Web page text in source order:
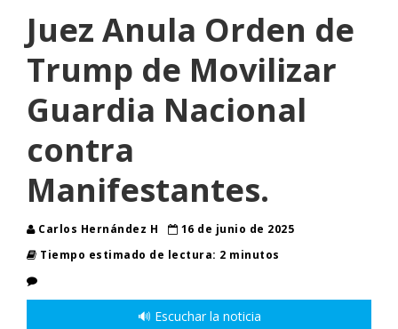
Juez Anula Orden de
Trump de Movilizar
Guardia Nacional
contra
Manifestantes.
Carlos Hernández H
16 de junio de 2025
Tiempo estimado de lectura: 2 minutos
🔊 Escuchar la noticia